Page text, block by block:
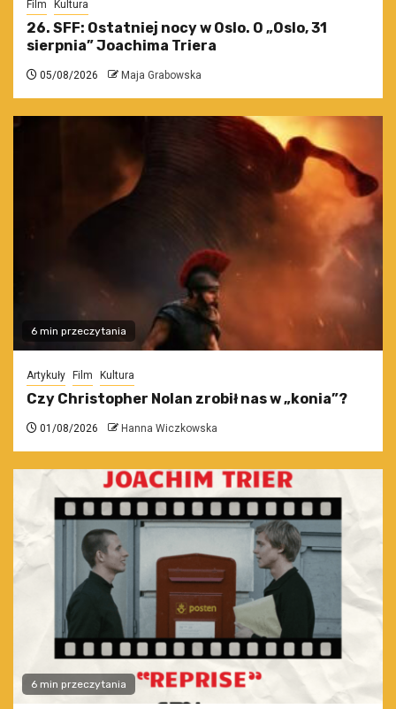
Film Kultura
26. SFF: Ostatniej nocy w Oslo. O „Oslo, 31
sierpnia” Joachima Triera
05/08/2026 Maja Grabowska
6 min przeczytania
Artykuły Film Kultura
Czy Christopher Nolan zrobił nas w „konia”?
01/08/2026 Hanna Wiczkowska
6 min przeczytania